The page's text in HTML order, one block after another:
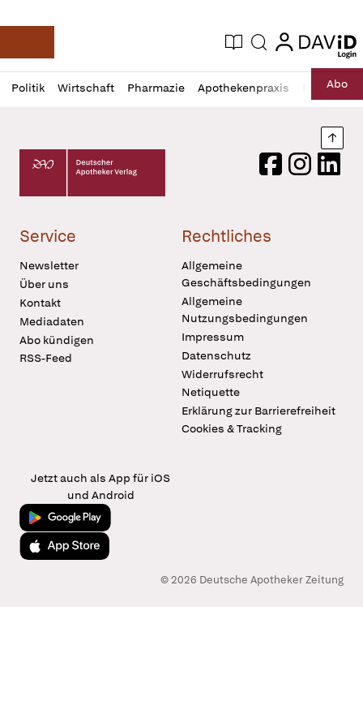
Deutsche Apotheker Zeitung
Aktuelle Ausgabe
Suche login
login
Politik Wirtschaft Pharmazie Apothekenpraxis RechtAbo
Profil
öffnen
Daz
Pur
Deutscher Apotheker Verlag Logo
FacebookInstagram
Service
Newsletter
Über uns
Kontakt
Mediadaten
Abo kündigen
RSS-Feed
Rechtliches
Allgemeine
Geschäftsbedingungen
Allgemeine
Nutzungsbedingungen
Impressum
Datenschutz
Widerrufsrecht
Netiquette
Erklärung zur Barrierefreiheit
Cookies & Tracking
Jetzt auch als App für iOS
und Android
Jetzt bei Google Play
Laden im App Store
© 2026 Deutsche Apotheker Zeitung